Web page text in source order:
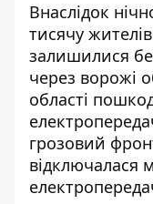
Внаслідок
тисячу
залишилися
через ворожі
області
грозовий
відключалася